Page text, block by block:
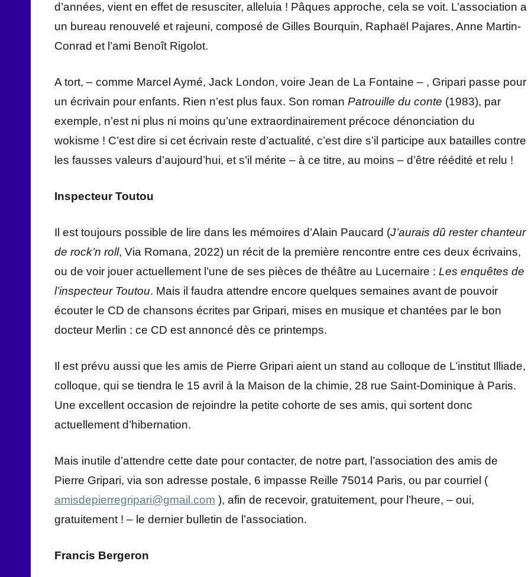
d’années, vient en effet de resusciter, alleluia ! Pâques approche, cela se voit. L’association a
un bureau renouvelé et rajeuni, composé de Gilles Bourquin, Raphaël Pajares, Anne Martin-
Conrad et l’ami Benoît Rigolot.
A tort, – comme Marcel Aymé, Jack London, voire Jean de La Fontaine – , Gripari passe pour
un écrivain pour enfants. Rien n’est plus faux. Son roman Patrouille du conte (1983), par
exemple, n’est ni plus ni moins qu’une extraordinairement précoce dénonciation du
wokisme ! C’est dire si cet écrivain reste d’actualité, c’est dire s’il participe aux batailles contre
les fausses valeurs d’aujourd’hui, et s’il mérite – à ce titre, au moins – d’être réédité et relu !
Inspecteur Toutou
Il est toujours possible de lire dans les mémoires d’Alain Paucard (J’aurais dû rester chanteur
de rock’n roll, Via Romana, 2022) un récit de la première rencontre entre ces deux écrivains,
ou de voir jouer actuellement l’une de ses pièces de théâtre au Lucernaire : Les enquêtes de
l’inspecteur Toutou. Mais il faudra attendre encore quelques semaines avant de pouvoir
écouter le CD de chansons écrites par Gripari, mises en musique et chantées par le bon
docteur Merlin : ce CD est annoncé dès ce printemps.
Il est prévu aussi que les amis de Pierre Gripari aient un stand au colloque de L’institut Illiade,
colloque, qui se tiendra le 15 avril à la Maison de la chimie, 28 rue Saint-Dominique à Paris.
Une excellent occasion de rejoindre la petite cohorte de ses amis, qui sortent donc
actuellement d’hibernation.
Mais inutile d’attendre cette date pour contacter, de notre part, l’association des amis de
Pierre Gripari, via son adresse postale, 6 impasse Reille 75014 Paris, ou par courriel (
amisdepierregripari@gmail.com ), afin de recevoir, gratuitement, pour l’heure, – oui,
gratuitement ! – le dernier bulletin de l’association.
Francis Bergeron